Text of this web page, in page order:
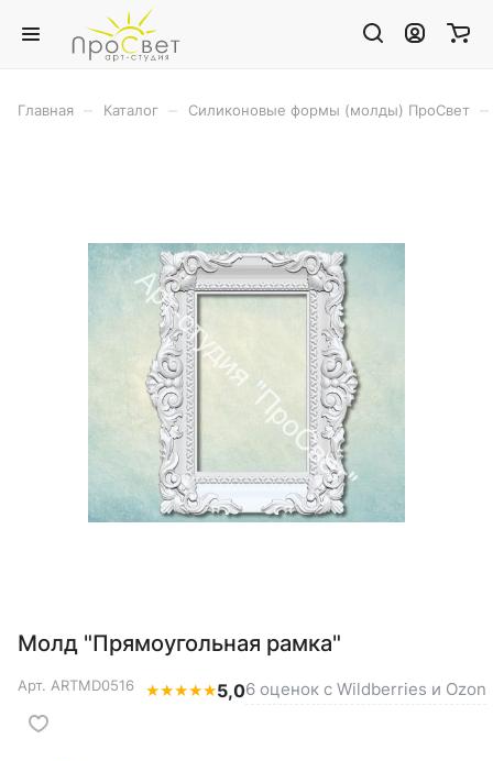
Главная Каталог Силиконовые формы (молды) ПроСвет
Молд "Прямоугольная рамка"
Арт. ARTMD0516 ★★★★★5,06 оценок с Wildberries и Ozon